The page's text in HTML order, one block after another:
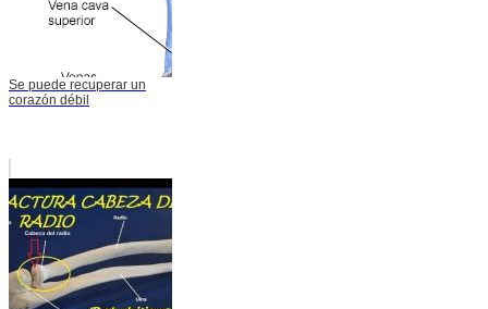
Se puede recuperar un
corazón débil